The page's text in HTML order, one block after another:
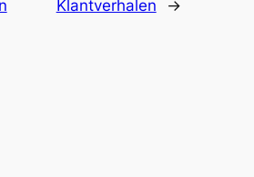
Klantverhalen
→